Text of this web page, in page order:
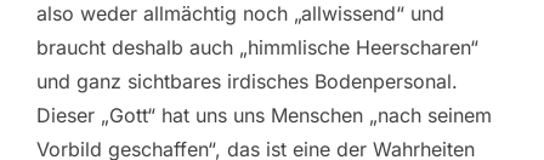
also weder allmächtig noch „allwissend“ und
braucht deshalb auch „himmlische Heerscharen“
und ganz sichtbares irdisches Bodenpersonal.
Dieser „Gott“ hat uns uns Menschen „nach seinem
Vorbild geschaffen“, das ist eine der Wahrheiten